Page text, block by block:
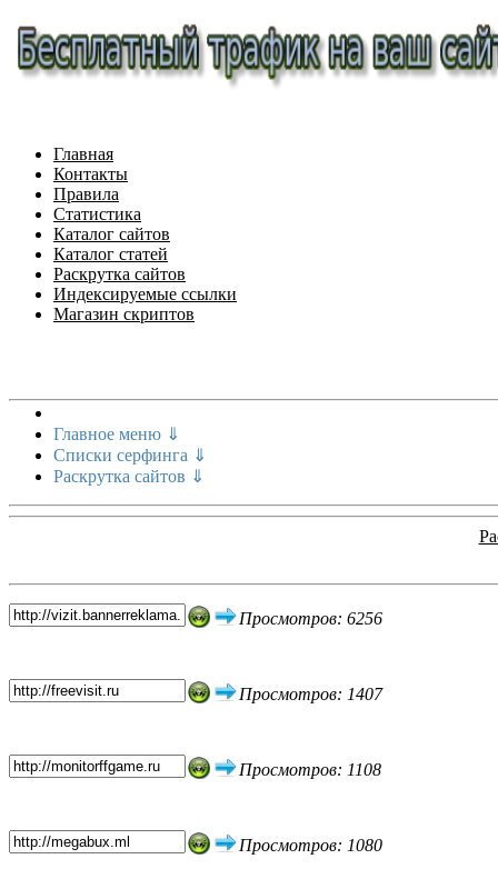
Главная
Контакты
Правила
Статистика
Каталог сайтов
Каталог статей
Раскрутка сайтов
Индексируемые ссылки
Магазин скриптов
Главное меню ⇓
Списки серфинга ⇓
Раскрутка сайтов ⇓
Просмотров: 6256
Просмотров: 1407
Просмотров: 1108
Просмотров: 1080